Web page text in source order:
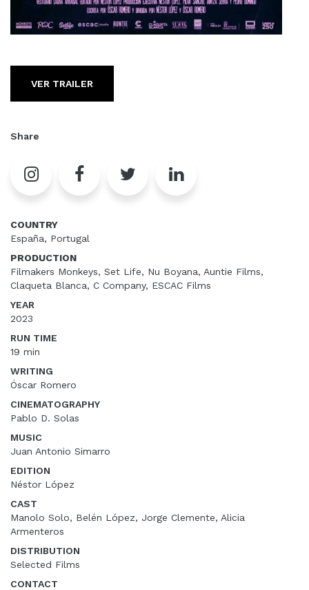
VER TRAILER
Share
COUNTRY
España, Portugal
PRODUCTION
Filmakers Monkeys, Set Life, Nu Boyana, Auntie Films,
Claqueta Blanca, C Company, ESCAC Films
YEAR
2023
RUN TIME
19 min
WRITING
Óscar Romero
CINEMATOGRAPHY
Pablo D. Solas
MUSIC
Juan Antonio Simarro
EDITION
Néstor López
CAST
Manolo Solo, Belén López, Jorge Clemente, Alicia
Armenteros
DISTRIBUTION
Selected Films
CONTACT